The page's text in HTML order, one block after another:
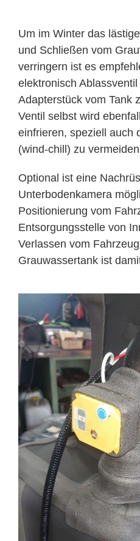
Um im Winter das
und Schließen vom
verringern ist es
elektronisch
Adapterstück vom Tank
Ventil selbst wird
einfrieren, speziell auch
(wind-chill) zu
Optional ist eine
Unterbodenkamera
Positionierung vom
Entsorgungsstelle von
Verlassen vom
Grauwassertank ist